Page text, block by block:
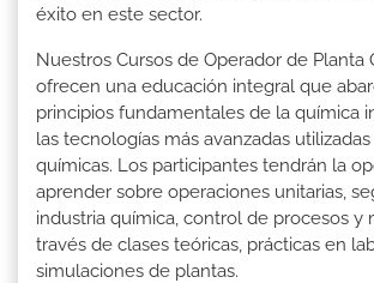
éxito en este sector.
Nuestros Cursos de Operador de Planta
ofrecen una educación integral que
principios fundamentales de la química
las tecnologías más avanzadas
químicas. Los participantes tendrán la
aprender sobre operaciones unitarias,
industria química, control de procesos y
través de clases teóricas, prácticas en
simulaciones de plantas.